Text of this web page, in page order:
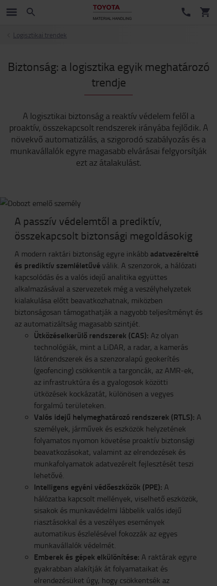
Logisztikai trendek
Biztonság: a logisztika egyik meghatározó
trendje
A logisztikai biztonság a reaktív védelem felől a
proaktív, összekapcsolt rendszerek irányába fejlődik. A
növekvő automatizálás, a szigorodó szabályozás és a
munkavállalók egyre magasabb elvárásai felgyorsítják
ezt az átalakulást.
A passzív védelemtől a prediktív,
összekapcsolt biztonsági megoldásokig
A modern raktári biztonság egyre inkább adatvezéreltté
és prediktív szemléletűvéválik. A szenzorok, a hálózati
kapcsolódás és a valós idejű analitika együttes
alkalmazásával a szervezetek még a veszélyhelyzetek
kialakulása előtt beavatkozhatnak, miközben
biztonságosan támogathatják a nagyobb teljesítményt és
az automatizáltság magasabb szintjét.
Ütközéselkerülő rendszerek (CAS): Az olyan
technológiák, mint a LiDAR, a radar, a kamerás
látórendszerek és a szenzoralapú geokerítés
(geofencing) csökkentik a targoncák, az AMR-ek,
az infrastruktúra és a gyalogosok közötti
ütközések kockázatát, különösen a vegyes
forgalmú területeken.
Valós idejű helymeghatározó rendszerek (RTLS): A
személyek, járművek és eszközök helyzetének
folyamatos nyomon követése proaktív biztonsági
beavatkozásokat, valamint az elrendezések és
munkafolyamatok adatvezérelt fejlesztését teszi
lehetővé.
Intelligens egyéni védőeszközök (PPE): A
hálózatba kapcsolt mellények, viselhető eszközök,
sisakok és munkavédelmi lábbelik valós idejű
riasztásokkal és a veszélyes események
automatikus észlelésével fokozzák az egyes
munkavállalók védelmét.
Emberek és gépek elkülönítése: A raktárak egyre
gyakrabban alakítják át folyamataikat és
elrendezésüket úgy, hogy csökkentsék az